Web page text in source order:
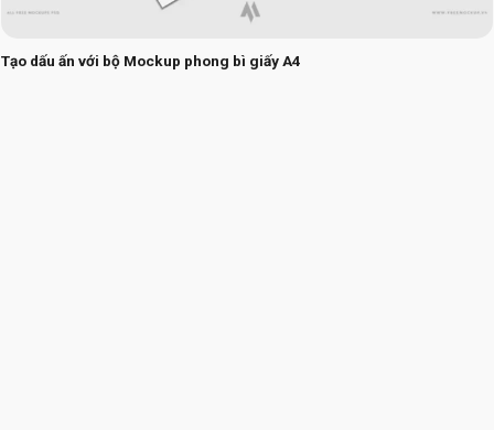
Tạo dấu ấn với bộ Mockup phong bì giấy A4